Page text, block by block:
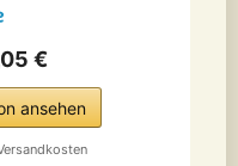
€
ansehen